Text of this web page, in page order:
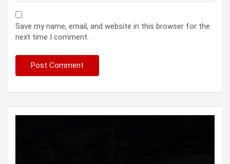
Save my name, email, and website in this browser for the
next time I comment.